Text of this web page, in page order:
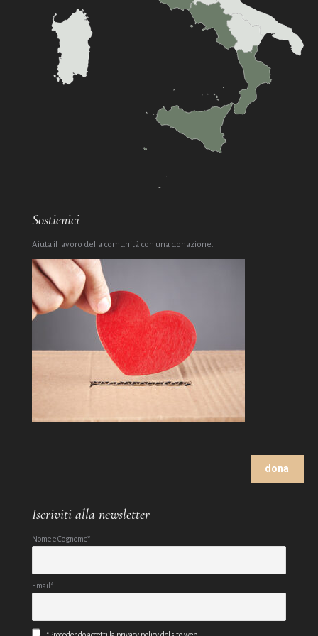
Sostienici
Aiuta il lavoro della comunità con una donazione.
dona
Iscriviti alla newsletter
Nome e Cognome*
Email*